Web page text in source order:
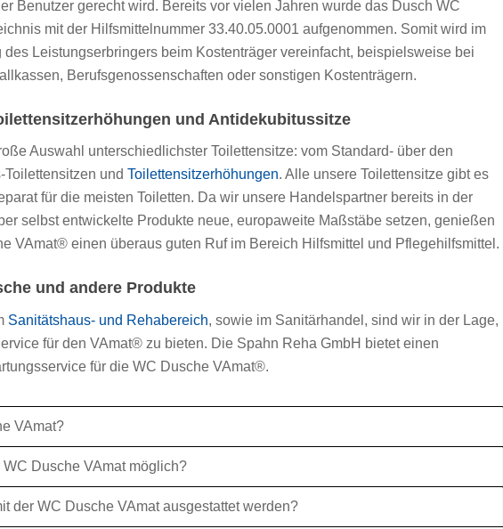
Benutzer gerecht wird. Bereits vor vielen Jahren wurde das Dusch WC
mit der Hilfsmittelnummer 33.40.05.0001 aufgenommen. Somit wird im
Leistungserbringers beim Kostenträger vereinfacht, beispielsweise bei
Berufsgenossenschaften oder sonstigen Kostenträgern.
und Antidekubitussitze
Auswahl unterschiedlichster Toilettensitze: vom Standard- über den
Toilettensitzen undToilettensitzerhöhungen. Alle unsere Toilettensitze gibt es
für die meisten Toiletten. Da wir unsere Handelspartner bereits in der
selbst entwickelte Produkte neue, europaweite Maßstäbe setzen, genießen
VAmat® einen überaus guten Ruf im Bereich Hilfsmittel und Pflegehilfsmittel.
und andere Produkte
Sanitätshaus- und Rehabereich, sowie im Sanitärhandel, sind wir in der Lage,
für den VAmat® zu bieten. Die Spahn Reha GmbH bietet einen
für die WC Dusche VAmat®.
VAmat?
Dusche VAmat möglich?
der WC Dusche VAmat ausgestattet werden?